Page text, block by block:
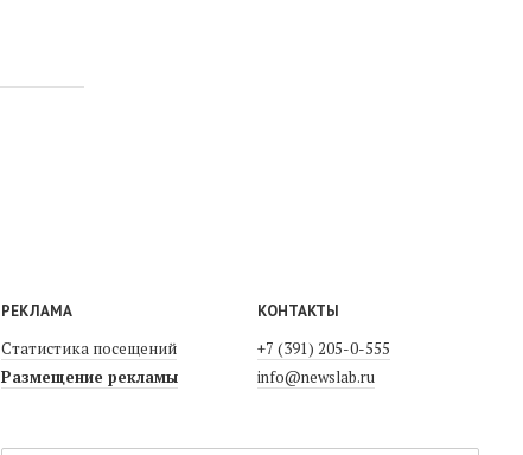
РЕКЛАМА
Статистика посещений
Размещение рекламы
КОНТАКТЫ
+7 (391) 205-0-555
info@newslab.ru